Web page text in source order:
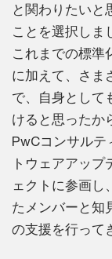
と関わりたいと
ことを選択しま
これまでの標準
に加えて、さま
で、自身として
けると思ったか
PwCコンサルテ
トウェアアッ
ェクトに参画し
たメンバーと知
の支援を行って